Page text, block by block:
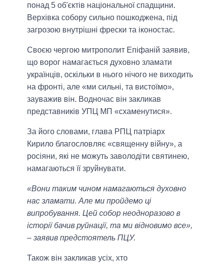
понад 5 об'єктів національної спадщини.
Верхівка собору сильно пошкоджена, під
загрозою внутрішні фрески та іконостас.
Своєю чергою митрополит Епіфаній заявив,
що ворог намагається духовно зламати
українців, оскільки в нього нічого не виходить
на фронті, але «ми сильні, та вистоїмо»,
зауважив він. Водночас він закликав
представників УПЦ МП «схаменутися».
За його словами, глава РПЦ патріарх
Кирило благословляє «священну війну», а
росіяни, які не можуть заволодіти святинею,
намагаються її зруйнувати.
«Вони таким чином намагаються духовно
нас зламати. Але ми пройдемо ці
випробування. Цей собор неодноразово в
історії бачив руйнації, та ми відновимо все»,
– заявив предстоятель ПЦУ.
Також він закликав усіх, хто